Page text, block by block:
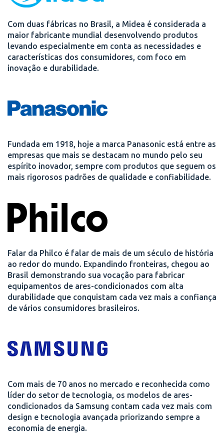
Com duas fábricas no Brasil, a Midea é considerada a
maior fabricante mundial desenvolvendo produtos
levando especialmente em conta as necessidades e
características dos consumidores, com foco em
inovação e durabilidade.
Fundada em 1918, hoje a marca Panasonic está entre as
empresas que mais se destacam no mundo pelo seu
espírito inovador, sempre com produtos que seguem os
mais rigorosos padrões de qualidade e confiabilidade.
Falar da Philco é falar de mais de um século de história
ao redor do mundo. Expandindo fronteiras, chegou ao
Brasil demonstrando sua vocação para fabricar
equipamentos de ares-condicionados com alta
durabilidade que conquistam cada vez mais a confiança
de vários consumidores brasileiros.
Com mais de 70 anos no mercado e reconhecida como
líder do setor de tecnologia, os modelos de ares-
condicionados da Samsung contam cada vez mais com
design e tecnologia avançada priorizando sempre a
economia de energia.